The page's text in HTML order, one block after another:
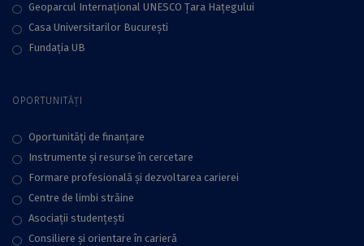
Geoparcul Internațional UNESCO Țara Hațegului
Casa Universitarilor București
Fundaţia UB
OPORTUNITĂȚI
Oportunități de finanțare
Instrumente și resurse în cercetare
Formare profesională și dezvoltarea carierei
Centre de limbi străine
Asociații studențești
Consiliere şi orientare în carieră